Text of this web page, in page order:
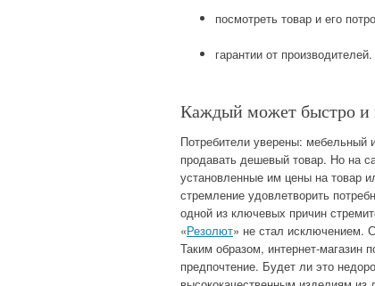
посмотреть товар и его
гарантии от производителей.
Каждый может быстро и
Потребители уверены: мебельный
продавать дешевый товар. Но на
установленные им цены на товар
стремление удовлетворить
одной из ключевых причин
«Резолют» не стал исключением.
Таким образом, интернет-магазин
предпочтение. Будет ли это